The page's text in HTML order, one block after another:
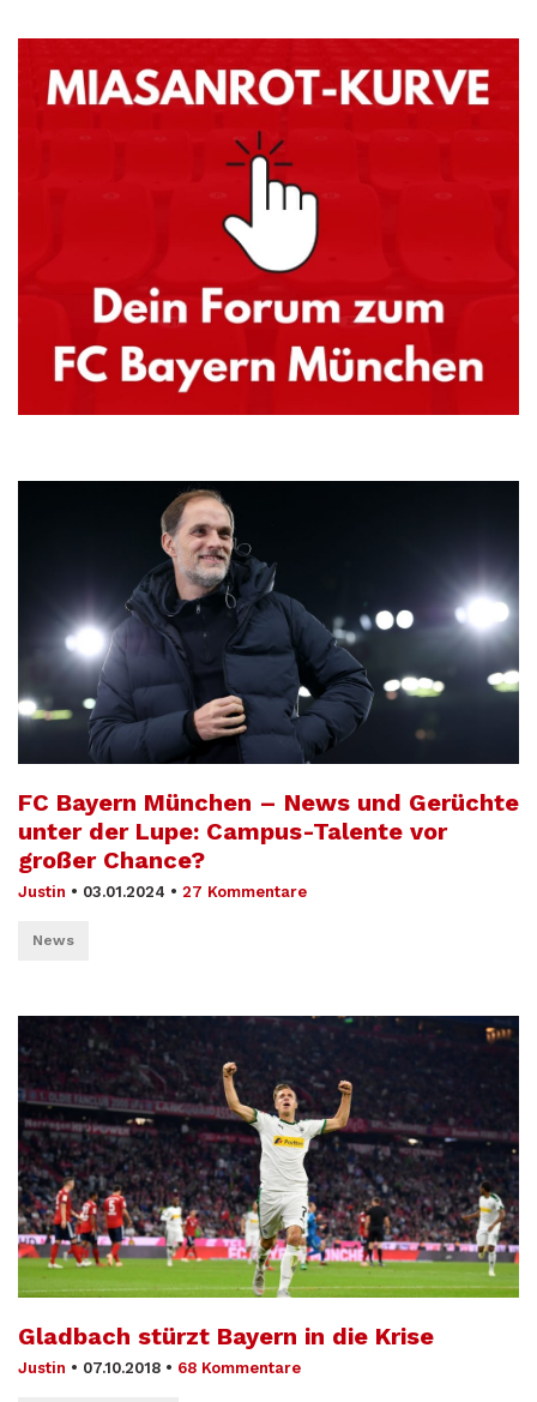
FC Bayern München – News und Gerüchte
unter der Lupe: Campus-Talente vor
großer Chance?
Justin • 03.01.2024 • 27 Kommentare
News
Gladbach stürzt Bayern in die Krise
Justin • 07.10.2018 • 68 Kommentare